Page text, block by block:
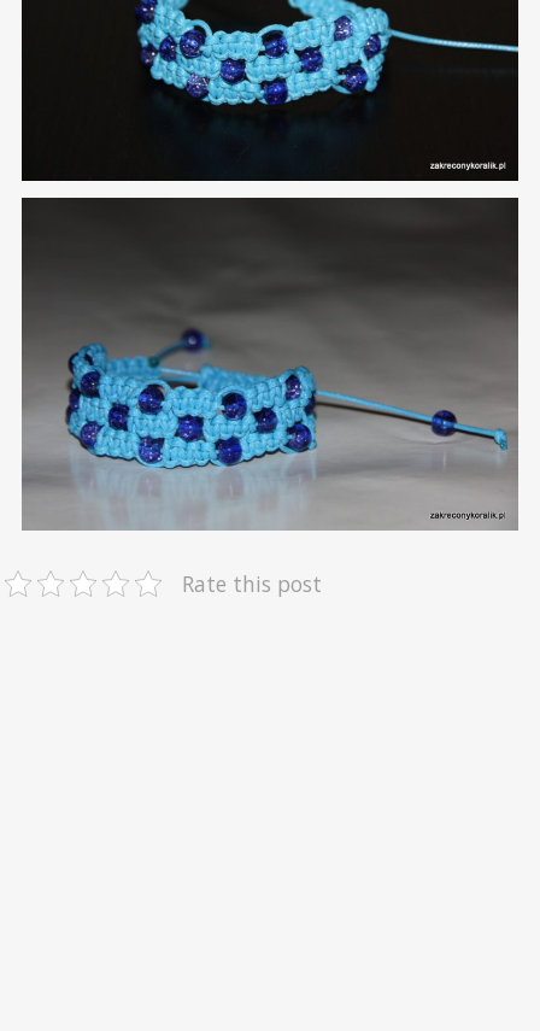
Rate this post